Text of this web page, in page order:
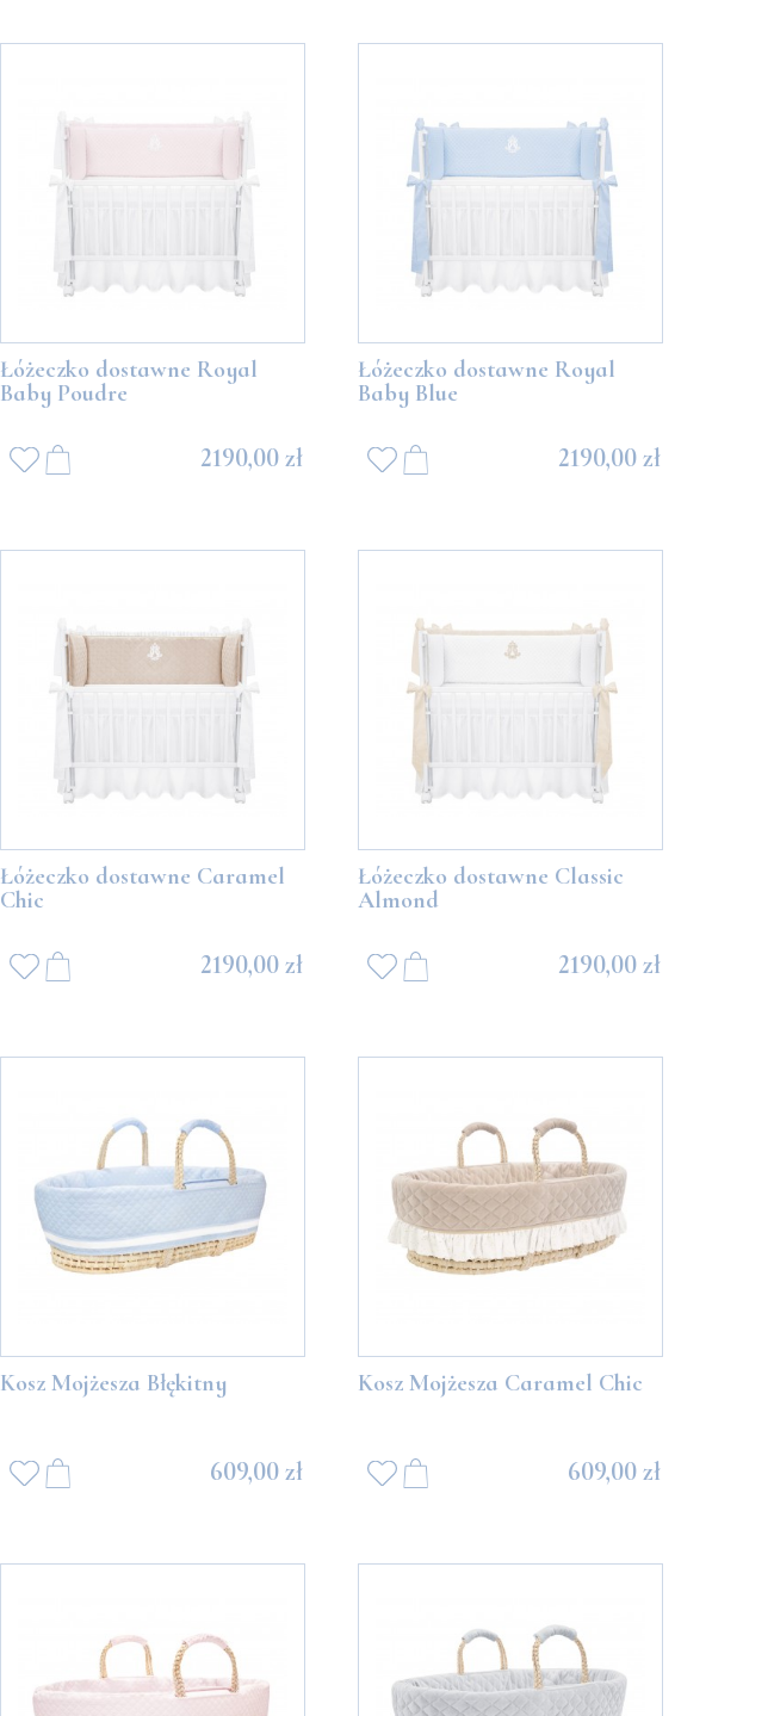
489,00 zł 489,00 zł
DO KOSZYKA
Łóżeczko dostawne Royal
Baby Poudre
2190,00 zł
Łóżeczko dostawne Royal
Baby Blue
2190,00 zł
Łóżeczko dostawne Caramel
Chic
2190,00 zł
Łóżeczko dostawne Classic
Almond
2190,00 zł
Kosz Mojżesza Błękitny
609,00 zł
Kosz Mojżesza Caramel Chic
609,00 zł